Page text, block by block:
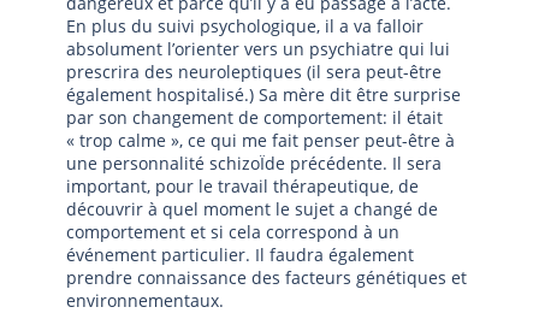
En plus du suivi psychologique, il a va falloir
absolument l’orienter vers un psychiatre qui lui
prescrira des neuroleptiques (il sera peut-être
également hospitalisé.) Sa mère dit être surprise
par son changement de comportement: il était
« trop calme », ce qui me fait penser peut-être à
une personnalité schizoÏde précédente. Il sera
important, pour le travail thérapeutique, de
découvrir à quel moment le sujet a changé de
comportement et si cela correspond à un
événement particulier. Il faudra également
prendre connaissance des facteurs génétiques et
environnementaux.